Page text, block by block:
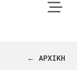
← ΑΡΧΙΚΗ